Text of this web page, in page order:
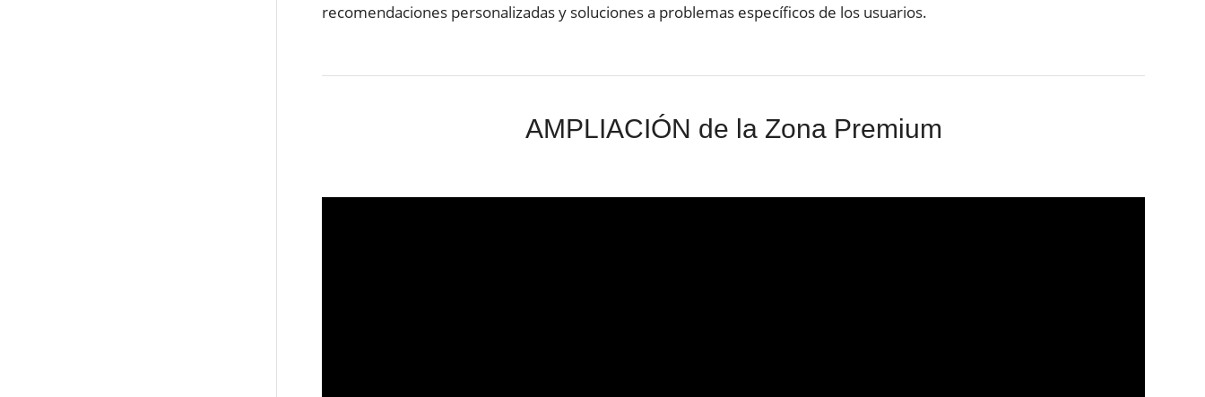
recomendaciones personalizadas y soluciones a problemas específicos de los usuarios.
AMPLIACIÓN de la Zona Premium